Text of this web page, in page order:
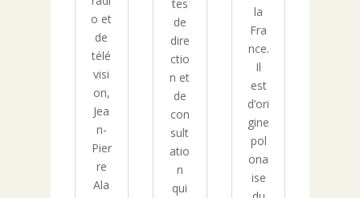
o et
de
télé
visi
on,
Jea
n-
Pier
re
Ala
tes
de
dire
ctio
n et
de
con
sult
atio
n
qui
la
Fra
nce.
Il
est
d’ori
gine
pol
ona
ise